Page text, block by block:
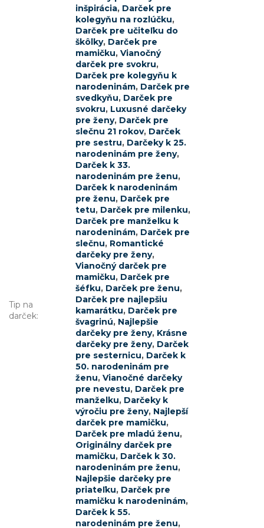
Tip na
darček:
inšpirácia, Darček pre
kolegyňu na rozlúčku,
Darček pre učiteľku do
škôlky, Darček pre
mamičku, Vianočný
darček pre svokru,
Darček pre kolegyňu k
narodeninám, Darček pre
svedkyňu, Darček pre
svokru, Luxusné darčeky
pre ženy, Darček pre
slečnu 21 rokov, Darček
pre sestru, Darčeky k 25.
narodeninám pre ženy,
Darček k 33.
narodeninám pre ženu,
Darček k narodeninám
pre ženu, Darček pre
tetu, Darček pre milenku,
Darček pre manželku k
narodeninám, Darček pre
slečnu, Romantické
darčeky pre ženy,
Vianočný darček pre
mamičku, Darček pre
šéfku, Darček pre ženu,
Darček pre najlepšiu
kamarátku, Darček pre
švagrinú, Najlepšie
darčeky pre ženy, Krásne
darčeky pre ženy, Darček
pre sesternicu, Darček k
50. narodeninám pre
ženu, Vianočné darčeky
pre nevestu, Darček pre
manželku, Darčeky k
výročiu pre ženy, Najlepší
darček pre mamičku,
Darček pre mladú ženu,
Originálny darček pre
mamičku, Darček k 30.
narodeninám pre ženu,
Najlepšie darčeky pre
priateľku, Darček pre
mamičku k narodeninám,
Darček k 55.
narodeninám pre ženu,